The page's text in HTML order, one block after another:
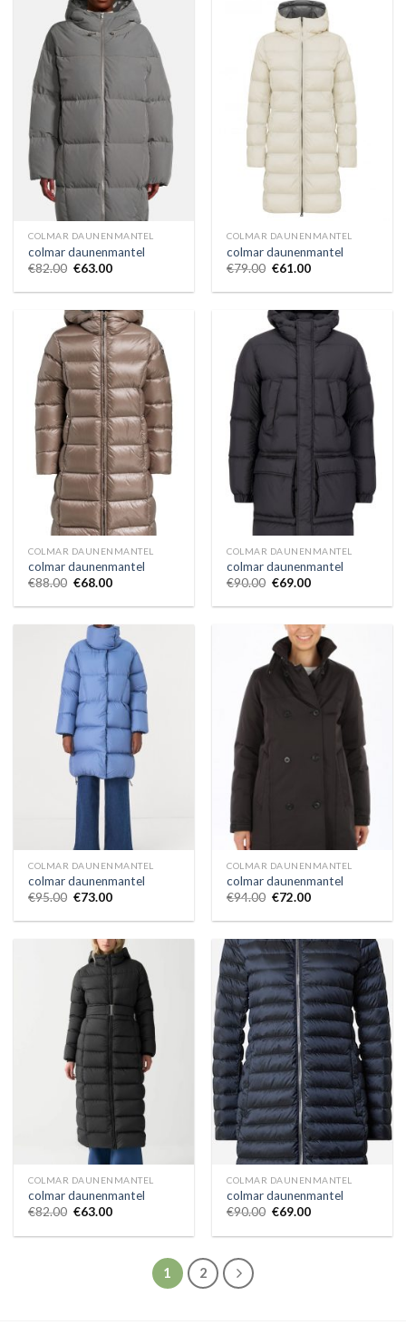
COLMAR DAUNENMANTEL
colmar daunenmantel
€82.00 €63.00
COLMAR DAUNENMANTEL
colmar daunenmantel
€79.00 €61.00
COLMAR DAUNENMANTEL
colmar daunenmantel
€88.00 €68.00
COLMAR DAUNENMANTEL
colmar daunenmantel
€90.00 €69.00
COLMAR DAUNENMANTEL
colmar daunenmantel
€95.00 €73.00
COLMAR DAUNENMANTEL
colmar daunenmantel
€94.00 €72.00
COLMAR DAUNENMANTEL
colmar daunenmantel
€82.00 €63.00
COLMAR DAUNENMANTEL
colmar daunenmantel
€90.00 €69.00
1 2